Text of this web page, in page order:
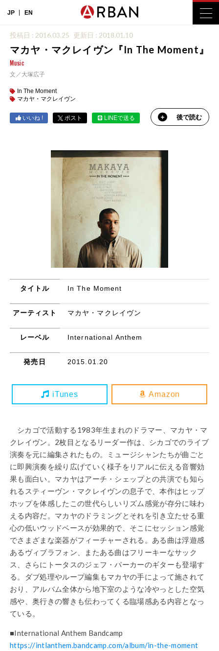
JP EN
投稿日 : 2016.03.25 更新日 : 2018.01.10
マカヤ・マクレイヴン『In The Moment』
Music
文／大塚広子
In The Moment
マカヤ・マクレイヴン
いいね ! ポスト LINEで送る 後で読む
タイトル In The Moment
アーティスト マカヤ・マクレイヴン
レーベル International Anthem
発売日 2015.01.20
iTunes Amazon
シカゴで活動する1983年生まれのドラマー、マカヤ・マ
クレイヴン。2枚目となるリーダー作は、シカゴでのライブ
演奏を元に編集されたもの。ミュージシャンたちが曲ごと
に即興演奏を繰り広げていく様子をリアルに伝える音響効
果も面白い。マカヤはアーチ・シェップとの共演でも知ら
れるスティーヴン・マクレイヴンの息子で、本作はヒップ
ホップを体感したこの世代らしいリズム感覚が存分に味わ
える内容だ。マカヤのドラミングとそれを引き立たせる重
心の低いウッドベースが効果的で、そこにセッション感覚
でさまざまな楽器がフィーチャーされる。ある曲は浮遊感
あるヴィブラフォン、またある曲はフリーキーなサック
ス、さらにトータスのジェフ・パーカーのギターも登場す
る。ダブ処理やループ編集もマカヤの手によって施されて
おり、アルバム全体から地下室のような冷やっとした空気
感や、奥行きの響きも伝わってくる臨場感ある内容となっ
ている。
■International Anthem Bandcamp
https://intlanthem.bandcamp.com/album/in-the-moment